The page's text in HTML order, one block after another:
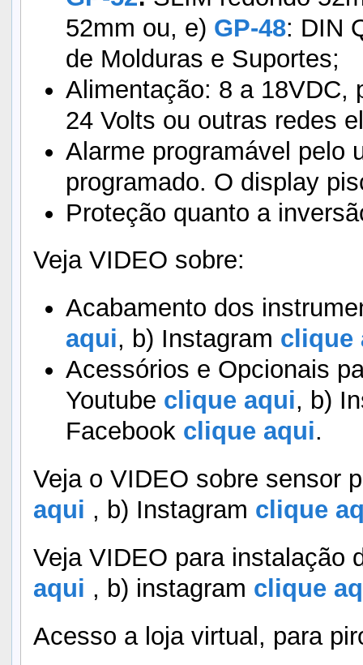
52mm ou, e) GP-48: DIN
de Molduras e Suportes;
Alimentação: 8 a 18VDC,
24 Volts ou outras redes
Alarme programável pelo
programado. O display
Proteção quanto a
Veja VIDEO sobre:
Acabamento dos
aqui, b) Instagram clique
Acessórios e Opcionais
Youtube clique aqui, b)
Facebook clique aqui.
Veja o VIDEO sobre sensor
aqui , b) Instagram clique
Veja VIDEO para instalação
aqui , b) instagram clique
Acesso a loja virtual, para